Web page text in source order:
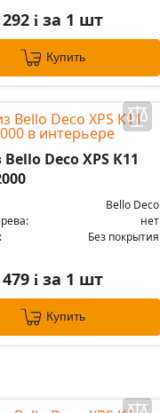
292i за 1 шт
Купить
Deco XPS К11
Bello Deco
нет
Без покрытия
479i за 1 шт
Купить